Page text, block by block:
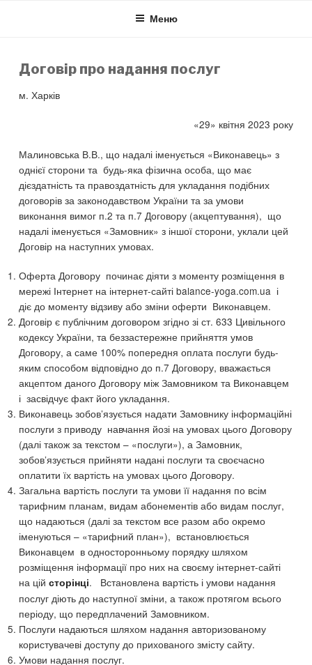
Меню
Договір про надання послуг
м. Харків
«29» квітня 2023 року
Малиновська В.В., що надалі іменується «Виконавець» з
однієї сторони та будь-яка фізична особа, що має
дієздатність та правоздатність для укладання подібних
договорів за законодавством України та за умови
виконання вимог п.2 та п.7 Договору (акцептування), що
надалі іменується «Замовник» з іншої сторони, уклали цей
Договір на наступних умовах.
Оферта Договору починає діяти з моменту розміщення в
мережі Інтернет на інтернет-сайті balance-yoga.com.ua і
діє до моменту відзиву або зміни оферти Виконавцем.
Договір є публічним договором згідно зі ст. 633 Цивільного
кодексу України, та беззастережне прийняття умов
Договору, а саме 100% попередня оплата послуги будь-
яким способом відповідно до п.7 Договору, вважається
акцептом даного Договору між Замовником та Виконавцем
і засвідчує факт його укладання.
Виконавець зобов’язується надати Замовнику інформаційні
послуги з приводу навчання йозі на умовах цього Договору
(далі також за текстом – «послуги»), а Замовник,
зобов’язується прийняти надані послуги та своєчасно
оплатити їх вартість на умовах цього Договору.
Загальна вартість послуги та умови її надання по всім
тарифним планам, видам абонементів або видам послуг,
що надаються (далі за текстом все разом або окремо
іменуються – «тарифний план»), встановлюється
Виконавцем в односторонньому порядку шляхом
розміщення інформації про них на своєму інтернет-сайті
на ційсторінці. Встановлена вартість і умови надання
послуг діють до наступної зміни, а також протягом всього
періоду, що передплачений Замовником.
Послуги надаються шляхом надання авторизованому
користувачеві доступу до прихованого змісту сайту.
Умови надання послуг.